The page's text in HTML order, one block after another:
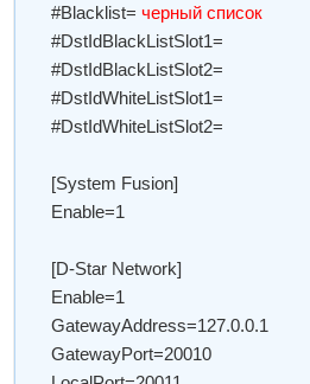
#Blacklist=черный список
#DstIdBlackListSlot1=
#DstIdBlackListSlot2=
#DstIdWhiteListSlot1=
#DstIdWhiteListSlot2=
[System Fusion]
Enable=1
[D-Star Network]
Enable=1
GatewayAddress=127.0.0.1
GatewayPort=20010